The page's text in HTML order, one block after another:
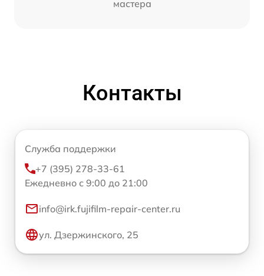
мастера
Контакты
Служба поддержки
+7 (395) 278-33-61
Ежедневно с 9:00 до 21:00
info@irk.fujifilm-repair-center.ru
ул. Дзержинского, 25